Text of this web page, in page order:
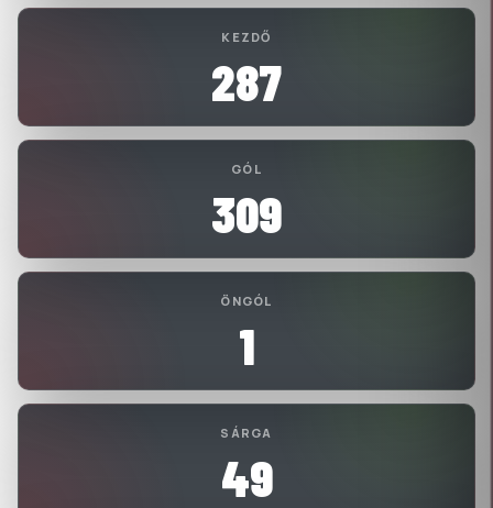
KEZDŐ
287
GÓL
309
ÖNGÓL
1
SÁRGA
49